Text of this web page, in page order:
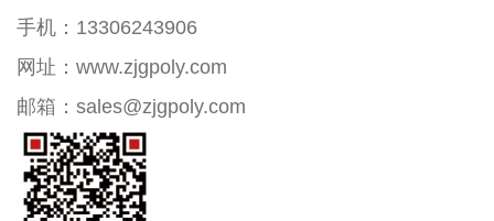
手机：13306243906
网址：www.zjgpoly.com
邮箱：sales@zjgpoly.com